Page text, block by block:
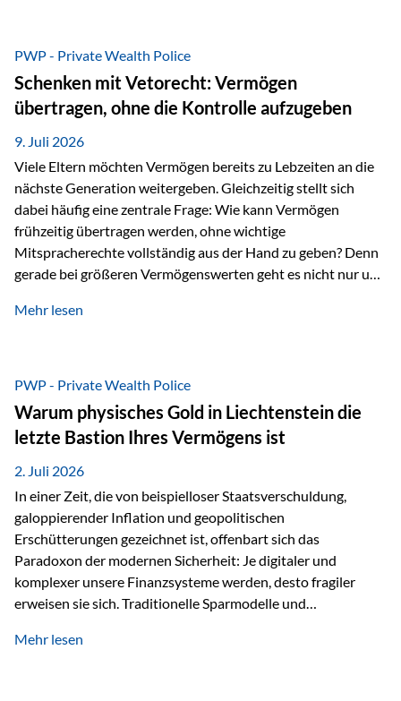
Vermögen verfügen können. Genau für diese
Ausgangssituation bietet die Private Wealth Police der
Vienna-Life eine durchdachte Gestaltungsmöglichkeit. Die
Ausgangssituation Stellen Sie sich folgendes Beispiel vor:
Ein…
PWP - Private Wealth Police
Schenken mit Vetorecht: Vermögen
übertragen, ohne die Kontrolle aufzugeben
9. Juli 2026
Viele Eltern möchten Vermögen bereits zu Lebzeiten an die
nächste Generation weitergeben. Gleichzeitig stellt sich
dabei häufig eine zentrale Frage: Wie kann Vermögen
frühzeitig übertragen werden, ohne wichtige
Mitspracherechte vollständig aus der Hand zu geben? Denn
gerade bei größeren Vermögenswerten geht es nicht nur um
sicherzustellen, dass das Vermögen langfristig erhalten
folgende Situation vor: Ein Vater schenkt seiner Tochter
einen Teil seines Vermögens. Einige Jahre später möchte die
Tochter das Geld kurzfristig verwenden, um…
Mehr lesen
PWP - Private Wealth Police
Warum physisches Gold in Liechtenstein die
letzte Bastion Ihres Vermögens ist
2. Juli 2026
In einer Zeit, die von beispielloser Staatsverschuldung,
galoppierender Inflation und geopolitischen
Erschütterungen gezeichnet ist, offenbart sich das
Paradoxon der modernen Sicherheit: Je digitaler und
komplexer unsere Finanzsysteme werden, desto fragiler
erweisen sie sich. Traditionelle Sparmodelle und
unumstößlich galten, versagen angesichts der expansiven
Mehr lesen